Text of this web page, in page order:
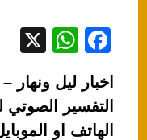
F
c
e
W
at
s
اخبار ليل ونهار
التفسير الصوتي
الهاتف او